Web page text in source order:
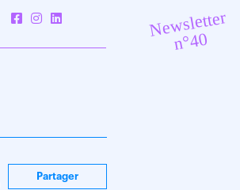
Newsletter
n°40
Partager